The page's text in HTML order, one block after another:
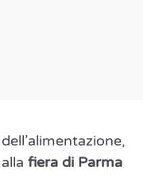
fiera di Parma